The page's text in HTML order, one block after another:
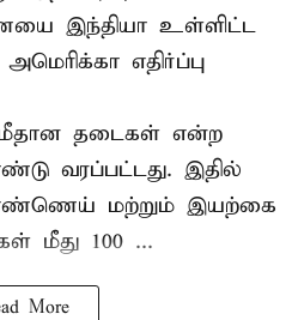
இந்தியா உள்ளிட்ட
எதிர்ப்பு
மீதான தடைகள் என்ற
வரப்பட்டது. இதில்
எண்ணெய் மற்றும் இயற்கை
மீது 100 ...
More